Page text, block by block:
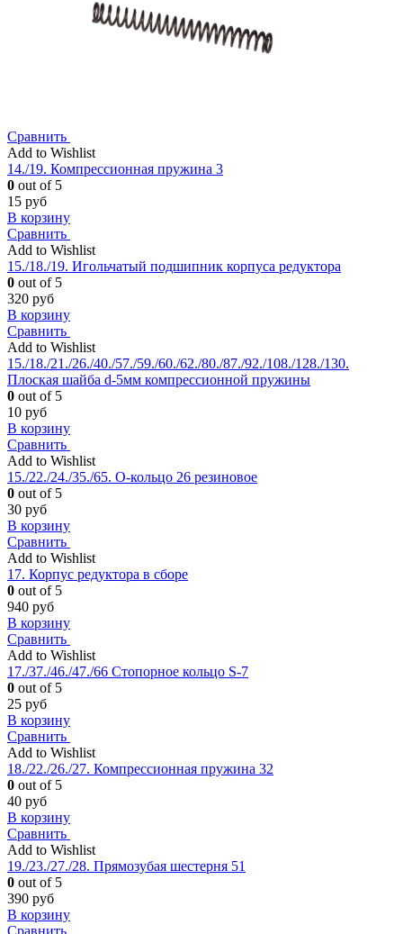
Сравнить
Add to Wishlist
14./19. Компрессионная пружина 3
0 out of 5
15 руб
В корзину
Сравнить
Add to Wishlist
15./18./19. Игольчатый подшипник корпуса редуктора
0 out of 5
320 руб
В корзину
Сравнить
Add to Wishlist
15./18./21./26./40./57./59./60./62./80./87./92./108./128./130.
Плоская шайба d-5мм компрессионной пружины
0 out of 5
10 руб
В корзину
Сравнить
Add to Wishlist
15./22./24./35./65. О-кольцо 26 резиновое
0 out of 5
30 руб
В корзину
Сравнить
Add to Wishlist
17. Корпус редуктора в сборе
0 out of 5
940 руб
В корзину
Сравнить
Add to Wishlist
17./37./46./47./66 Стопорное кольцо S-7
0 out of 5
25 руб
В корзину
Сравнить
Add to Wishlist
18./22./26./27. Компрессионная пружина 32
0 out of 5
40 руб
В корзину
Сравнить
Add to Wishlist
19./23./27./28. Прямозубая шестерня 51
0 out of 5
390 руб
В корзину